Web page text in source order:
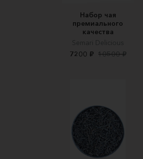
Набор чая
премиального
качества
Semari Delicious
7200 ₽ 10500 ₽